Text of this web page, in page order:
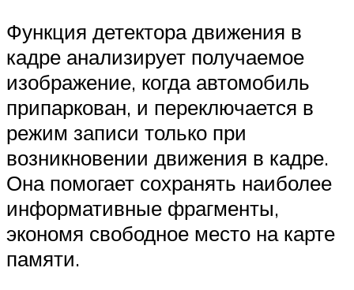
Функция детектора движения в
кадре анализирует получаемое
изображение, когда автомобиль
припаркован, и переключается в
режим записи только при
возникновении движения в кадре.
Она помогает сохранять наиболее
информативные фрагменты,
экономя свободное место на карте
памяти.